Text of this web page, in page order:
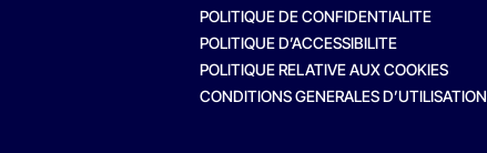
POLITIQUE DE CONFIDENTIALITE
POLITIQUE D’ACCESSIBILITE
POLITIQUE RELATIVE AUX COOKIES
CONDITIONS GENERALES D’UTILISATION